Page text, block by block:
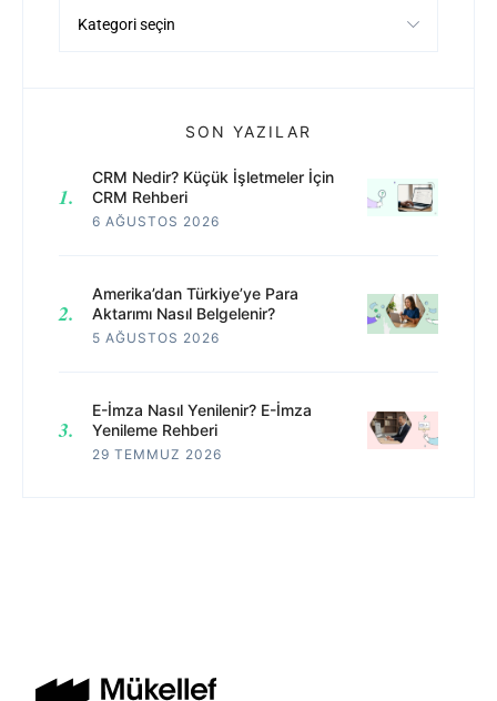
SON YAZILAR
CRM Nedir? Küçük İşletmeler İçin
CRM Rehberi
6 AĞUSTOS 2026
Amerika’dan Türkiye’ye Para
Aktarımı Nasıl Belgelenir?
5 AĞUSTOS 2026
E-İmza Nasıl Yenilenir? E-İmza
Yenileme Rehberi
29 TEMMUZ 2026